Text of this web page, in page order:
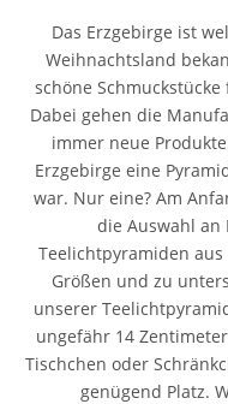
Das Erzgebirge ist
Weihnachtsland
schöne
Dabei gehen die
immer neue
Erzgebirge eine
war. Nur eine? Am
die Auswahl
Teelichtpyramiden
Größen und zu
unserer
ungefähr 14
Tischchen oder
genügend Platz.